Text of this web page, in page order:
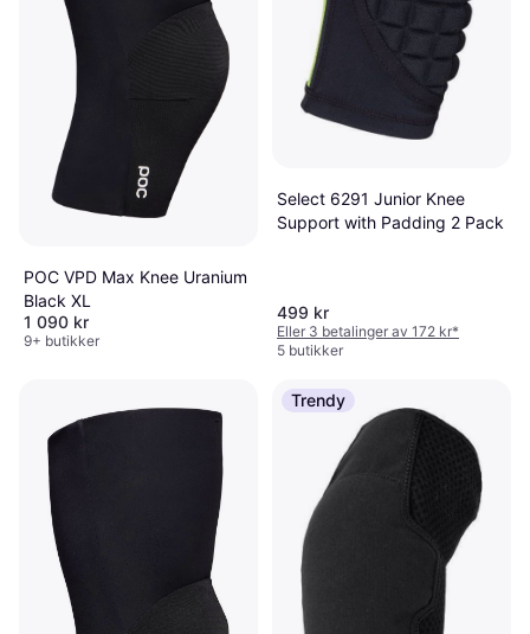
POC VPD Max Knee Uranium
Black XL
1 090 kr
9+ butikker
Select 6291 Junior Knee
Support with Padding 2 Pack
499 kr
Eller 3 betalinger av 172 kr*
5 butikker
Trendy